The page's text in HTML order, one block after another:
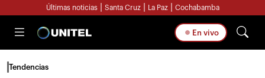
Últimas noticias Santa Cruz La Paz Cochabamba
En vivo
Tendencias